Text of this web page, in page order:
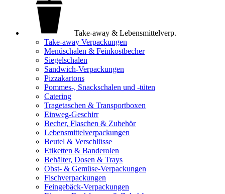
Take-away & Lebensmittelverp.
Take-away Verpackungen
Menüschalen & Feinkostbecher
Siegelschalen
Sandwich-Verpackungen
Pizzakartons
Pommes-, Snackschalen und -tüten
Catering
Tragetaschen & Transportboxen
Einweg-Geschirr
Becher, Flaschen & Zubehör
Lebensmittelverpackungen
Beutel & Verschlüsse
Etiketten & Banderolen
Behälter, Dosen & Trays
Obst- & Gemüse-Verpackungen
Fischverpackungen
Feingebäck-Verpackungen